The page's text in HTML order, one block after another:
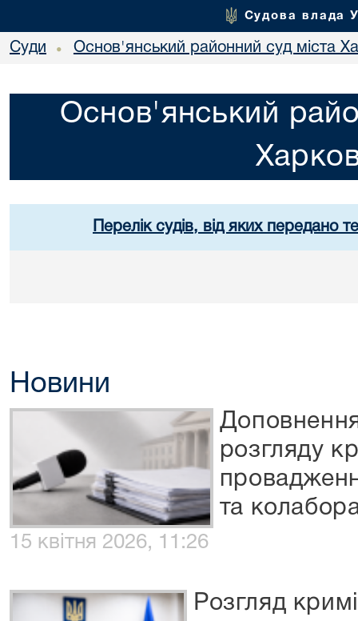
Судова влада
Суди • Основ'янський районний суд міста
Основ'янський
Перелік судів, від яких передано
Новини
розгляду
та
15 квітня 2026, 11:26
Розгляд